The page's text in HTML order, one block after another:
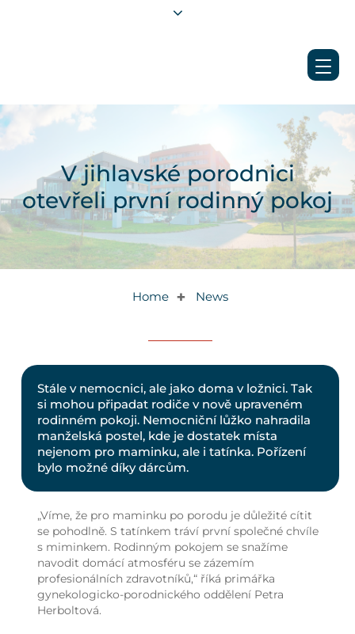
V jihlavské porodnici
otevřeli první rodinný pokoj
Home ✚ News
Stále v nemocnici, ale jako doma v ložnici. Tak
si mohou připadat rodiče v nově upraveném
rodinném pokoji. Nemocniční lůžko nahradila
manželská postel, kde je dostatek místa
nejenom pro maminku, ale i tatínka. Pořízení
bylo možné díky dárcům.
„Víme, že pro maminku po porodu je důležité cítit
se pohodlně. S tatínkem tráví první společné chvíle
s miminkem. Rodinným pokojem se snažíme
navodit domácí atmosféru se zázemím
profesionálních zdravotníků,“ říká primářka
gynekologicko-porodnického oddělení Petra
Herboltová.